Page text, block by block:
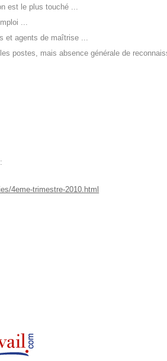
est le plus touché ...
...
et agents de maîtrise ...
postes, mais absence générale de
:
4eme-trimestre-2010.html